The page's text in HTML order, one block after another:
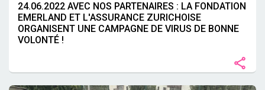
24.06.2022 AVEC NOS PARTENAIRES : LA FONDATION
EMERLAND ET L'ASSURANCE ZURICHOISE
ORGANISENT UNE CAMPAGNE DE VIRUS DE BONNE
VOLONTÉ !